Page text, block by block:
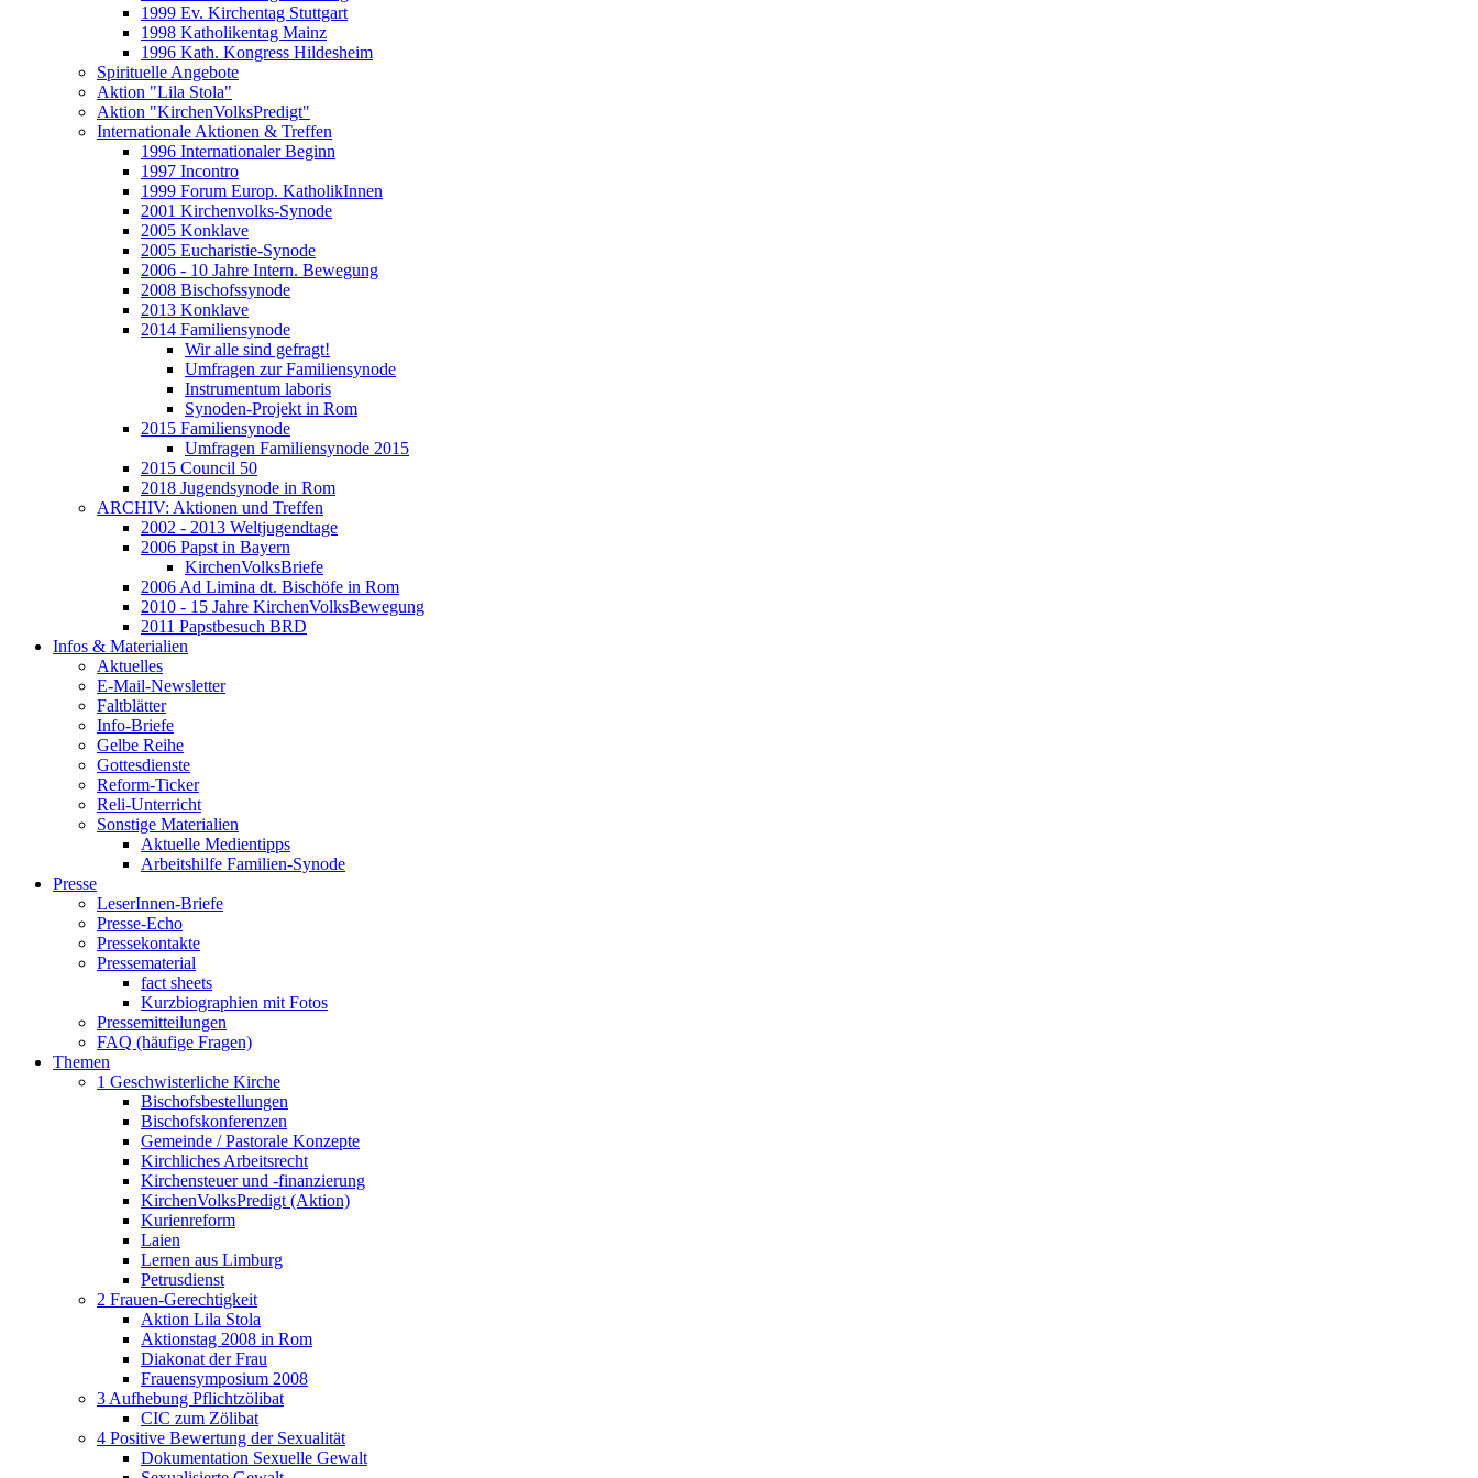
1999 Ev. Kirchentag Stuttgart
1998 Katholikentag Mainz
1996 Kath. Kongress Hildesheim
Spirituelle Angebote
Aktion "Lila Stola"
Aktion "KirchenVolksPredigt"
Internationale Aktionen & Treffen
1996 Internationaler Beginn
1997 Incontro
1999 Forum Europ. KatholikInnen
2001 Kirchenvolks-Synode
2005 Konklave
2005 Eucharistie-Synode
2006 - 10 Jahre Intern. Bewegung
2008 Bischofssynode
2013 Konklave
2014 Familiensynode
Wir alle sind gefragt!
Umfragen zur Familiensynode
Instrumentum laboris
Synoden-Projekt in Rom
2015 Familiensynode
Umfragen Familiensynode 2015
2015 Council 50
2018 Jugendsynode in Rom
ARCHIV: Aktionen und Treffen
2002 - 2013 Weltjugendtage
2006 Papst in Bayern
KirchenVolksBriefe
2006 Ad Limina dt. Bischöfe in Rom
2010 - 15 Jahre KirchenVolksBewegung
2011 Papstbesuch BRD
Infos & Materialien
Aktuelles
E-Mail-Newsletter
Faltblätter
Info-Briefe
Gelbe Reihe
Gottesdienste
Reform-Ticker
Reli-Unterricht
Sonstige Materialien
Aktuelle Medientipps
Arbeitshilfe Familien-Synode
Presse
LeserInnen-Briefe
Presse-Echo
Pressekontakte
Pressematerial
fact sheets
Kurzbiographien mit Fotos
Pressemitteilungen
FAQ (häufige Fragen)
Themen
1 Geschwisterliche Kirche
Bischofsbestellungen
Bischofskonferenzen
Gemeinde / Pastorale Konzepte
Kirchliches Arbeitsrecht
Kirchensteuer und -finanzierung
KirchenVolksPredigt (Aktion)
Kurienreform
Laien
Lernen aus Limburg
Petrusdienst
2 Frauen-Gerechtigkeit
Aktion Lila Stola
Aktionstag 2008 in Rom
Diakonat der Frau
Frauensymposium 2008
3 Aufhebung Pflichtzölibat
CIC zum Zölibat
4 Positive Bewertung der Sexualität
Dokumentation Sexuelle Gewalt